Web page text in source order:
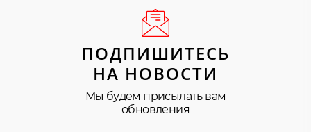
ПОДПИШИТЕСЬ
НА НОВОСТИ
Мы будем присылать вам
обновления